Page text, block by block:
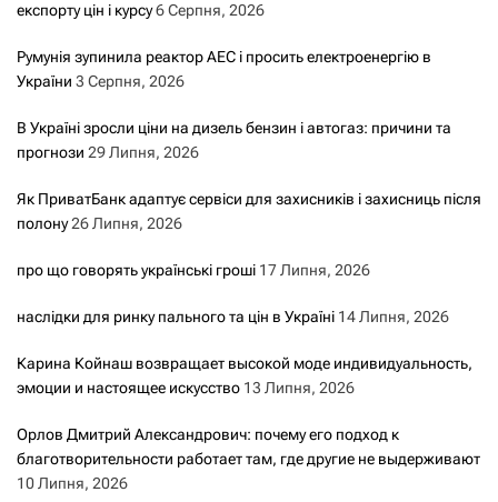
експорту цін і курсу6 Серпня, 2026
Румунія зупинила реактор АЕС і просить електроенергію в
України 3 Серпня, 2026
В Україні зросли ціни на дизель бензин і автогаз: причини та
прогнози 29 Липня, 2026
Як ПриватБанк адаптує сервіси для захисників і захисниць після
полону26 Липня, 2026
про що говорять українські гроші 17 Липня, 2026
наслідки для ринку пального та цін в Україні 14 Липня, 2026
Карина Койнаш возвращает высокой моде индивидуальность,
эмоции и настоящее искусство 13 Липня, 2026
Орлов Дмитрий Александрович: почему его подход к
благотворительности работает там, где другие не выдерживают
10 Липня, 2026